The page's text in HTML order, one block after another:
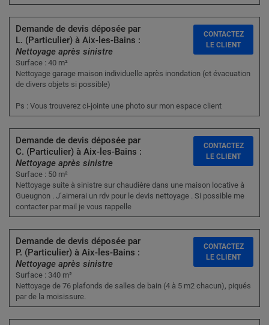
Demande de devis déposée par
L. (Particulier) à Aix-les-Bains :
Nettoyage après sinistre
Surface : 40 m²
Nettoyage garage maison individuelle après inondation (et évacuation
de divers objets si possible)
Ps : Vous trouverez ci-jointe une photo sur mon espace client
CONTACTEZ
LE CLIENT
Demande de devis déposée par
C. (Particulier) à Aix-les-Bains :
Nettoyage après sinistre
Surface : 50 m²
Nettoyage suite à sinistre sur chaudière dans une maison locative à
Gueugnon . J’aimerai un rdv pour le devis nettoyage . Si possible me
contacter par mail je vous rappelle
CONTACTEZ
LE CLIENT
Demande de devis déposée par
P. (Particulier) à Aix-les-Bains :
Nettoyage après sinistre
Surface : 340 m²
Nettoyage de 76 plafonds de salles de bain (4 à 5 m2 chacun), piqués
par de la moisissure.
CONTACTEZ
LE CLIENT